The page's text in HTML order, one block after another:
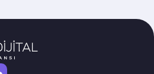
birlikte, web